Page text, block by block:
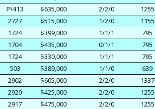
PHI13
$635,000 2/2/0 1255
2727
$515,000 1/2/0 1155
1724
$399,000 1/1/1 795
1704
$435,000 0/1/1 795
1724
$330,000 1/1/1 795
503
$389,000 1/1/0 639
2902
$605,000 2/2/0 1337
2920
$425,000 2/2/0 1255
2917
$475,000 2/2/0 1255